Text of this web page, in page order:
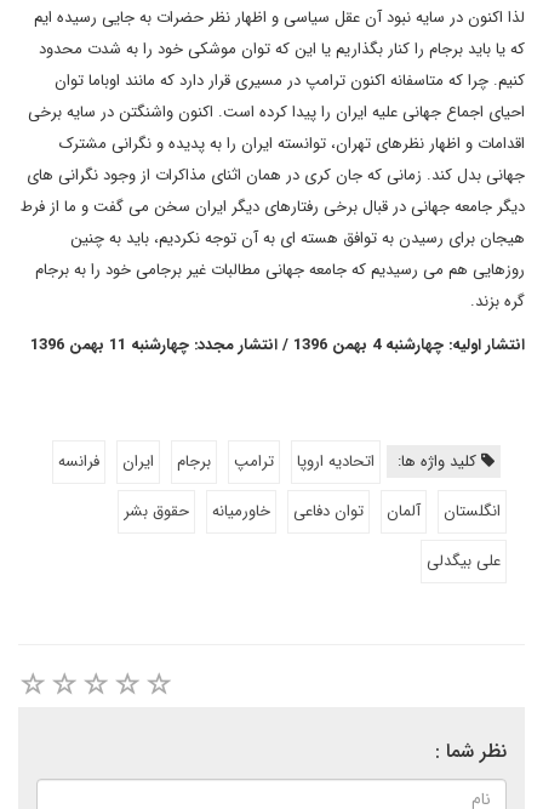
لذا اکنون در سایه نبود آن عقل سیاسی و اظهار نظر حضرات به جایی رسیده ایم
که یا باید برجام را کنار بگذاریم یا این که توان موشکی خود را به شدت محدود
کنیم. چرا که متاسفانه اکنون ترامپ در مسیری قرار دارد که مانند اوباما توان
احیای اجماع جهانی علیه ایران را پیدا کرده است. اکنون واشنگتن در سایه برخی
اقدامات و اظهار نظرهای تهران، توانسته ایران را به پدیده و نگرانی مشترک
جهانی بدل کند. زمانی که جان کری در همان اثنای مذاکرات از وجود نگرانی های
دیگر جامعه جهانی در قبال برخی رفتارهای دیگر ایران سخن می گفت و ما از فرط
هیجان برای رسیدن به توافق هسته ای به آن توجه نکردیم، باید به چنین
روزهایی هم می رسیدیم که جامعه جهانی مطالبات غیر برجامی خود را به برجام
گره بزند.
انتشار اولیه: چهارشنبه 4 بهمن 1396 / انتشار مجدد: چهارشنبه 11 بهمن 1396
کلید واژه ها: اتحادیه اروپا ترامپ برجام ایران
فرانسه
انگلستان
آلمان توان دفاعی خاورمیانه
حقوق بشر
علی بیگدلی
نظر شما :